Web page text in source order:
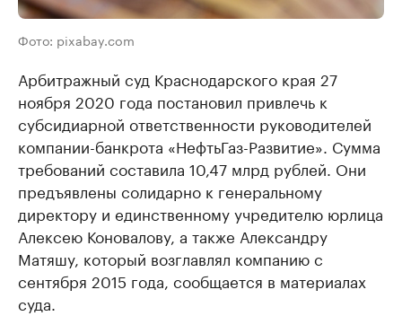
Фото: pixabay.com
Арбитражный суд Краснодарского края 27
ноября 2020 года постановил привлечь к
субсидиарной ответственности руководителей
компании-банкрота «НефтьГаз-Развитие». Сумма
требований составила 10,47 млрд рублей. Они
предъявлены солидарно к генеральному
директору и единственному учредителю юрлица
Алексею Коновалову, а также Александру
Матяшу, который возглавлял компанию с
сентября 2015 года, сообщается в материалах
суда.